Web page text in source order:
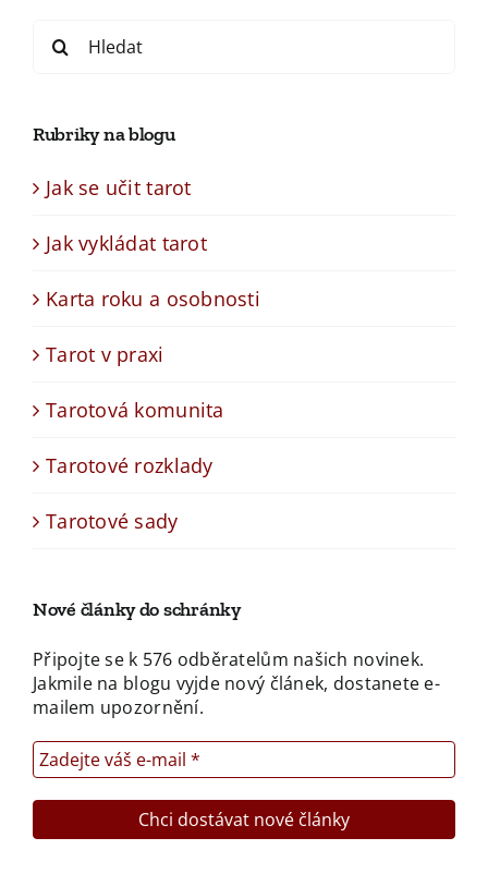
Search
Rubriky na blogu
Jak se učit tarot
Jak vykládat tarot
Karta roku a osobnosti
Tarot v praxi
Tarotová komunita
Tarotové rozklady
Tarotové sady
Nové články do schránky
Připojte se k 576 odběratelům našich novinek.
Jakmile na blogu vyjde nový článek, dostanete e-
mailem upozornění.